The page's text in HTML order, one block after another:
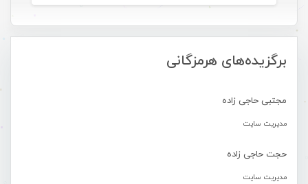
برگزیده‌های هرمزگانی
مجتبی حاجی زاده
مدیریت سایت
حجت حاجی زاده
مدیریت سایت